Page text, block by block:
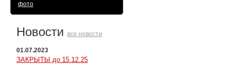
фото
Новости все новости
01.07.2023
ЗАКРЫТЫ до 15.12.25